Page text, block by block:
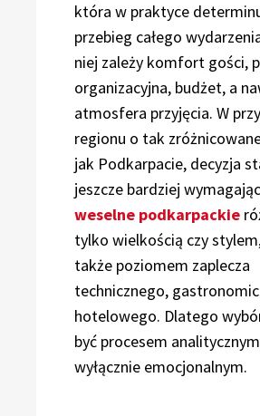
która w praktyce
przebieg całego
niej zależy komfort gości,
organizacyjna, budżet, a
atmosfera przyjęcia. W
regionu o tak
jak Podkarpacie, decyzja
jeszcze bardziej
weselne podkarpackie
tylko wielkością czy
także poziomem zaplecza
technicznego,
hotelowego. Dlatego
być procesem
wyłącznie emocjonalnym.